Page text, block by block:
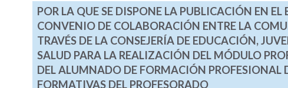
POR LA QUE SE DISPONE LA PUBLICACIÓN EN
CONVENIO DE COLABORACIÓN ENTRE LA
TRAVÉS DE LA CONSEJERÍA DE EDUCACIÓN,
SALUD PARA LA REALIZACIÓN DEL MÓDULO
DEL ALUMNADO DE FORMACIÓN PROFESIONAL
FORMATIVAS DEL PROFESORADO